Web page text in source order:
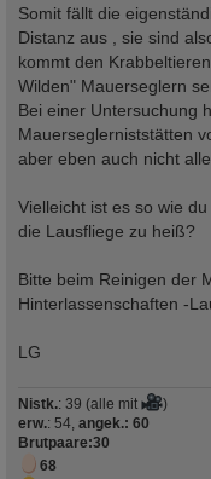
Somit fällt die
Distanz aus , sie sind
kommt den
Wilden" Mauerseglern
Bei einer Untersuchung
Mauerseglerniststätten
aber eben auch nicht alle.
Vielleicht ist es so wie
die Lausfliege zu heiß?
Bitte beim Reinigen der
Hinterlassenschaften -
LG
Nistk.: 39 (alle mit
)
erw.: 54, angek.: 60
Brutpaare:30
68